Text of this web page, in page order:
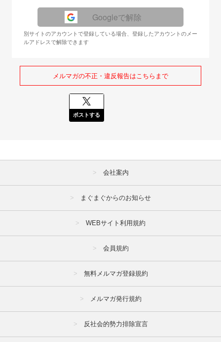
Googleで解除
別サイトのアカウントで登録している場合、登録したアカウントのメー
ルアドレスで解除できます
メルマガの不正・違反報告はこちらまで
ポストする
会社案内
まぐまぐからのお知らせ
WEBサイト利用規約
会員規約
無料メルマガ登録規約
メルマガ発行規約
反社会的勢力排除宣言